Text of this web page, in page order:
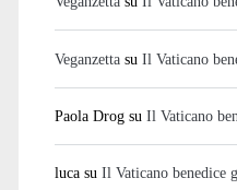
Veganzettasu Il Vaticano
Paola Drogsu Il Vaticano
lucasu Il Vaticano benedice